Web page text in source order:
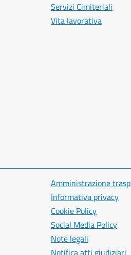
Servizi Cimiteriali
Vita lavorativa
Amministrazione
Informativa privacy
Cookie Policy
Social Media Policy
Note legali